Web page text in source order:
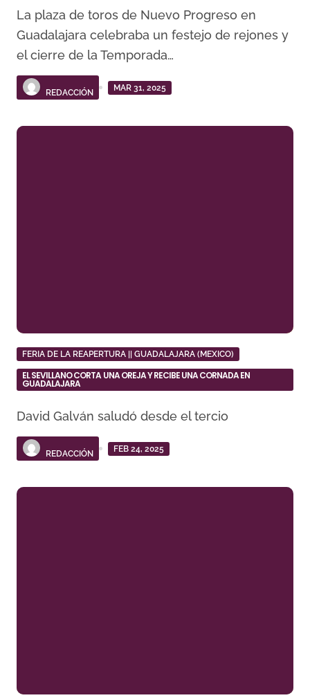
La plaza de toros de Nuevo Progreso en
Guadalajara celebraba un festejo de rejones y
el cierre de la Temporada…
REDACCIÓN
MAR 31, 2025
FERIA DE LA REAPERTURA || GUADALAJARA (MEXICO)
EL SEVILLANO CORTA UNA OREJA Y RECIBE UNA CORNADA EN
GUADALAJARA
David Galván saludó desde el tercio
REDACCIÓN
FEB 24, 2025